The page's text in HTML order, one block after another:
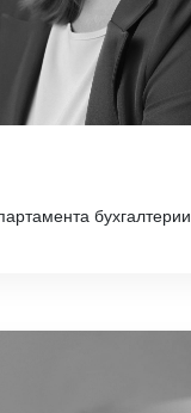
бухгалтерии